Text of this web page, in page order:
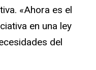
«Ahora es el
en una ley
del